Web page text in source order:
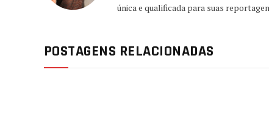
única e qualificada para suas
POSTAGENS RELACIONADAS